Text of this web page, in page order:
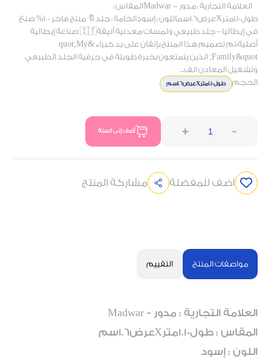
العلامة التجارية : مدور - Madwarالمقاس :
طول1.10مترXعرض1.6سماللون : إسودالخامة : جلد🔖 منتج فاخر 100% صنع
في إيطاليا – جلد طبيعي ولمسات معدنية أنيقة🇮🇹 صناعة إيطالية
أصلية:تم تصميم هذا المنتج بإتقان على يد خبراء &quot;My
Family&quot; الذين يتمتعون بخبرة طويلة في حرفية الجلد الطبيعي
وتشغيل المعادن الف...
الحجم
طول1.10مترXعرض1.6سم
-
+ أضف إلى السلة
اضف للمفضلة مشاركة المنتج
مواصفات المنتج التقييم
العلامة التجارية : مدور - Madwar
المقاس : طول1.10مترXعرض1.6سم
اللون : إسود